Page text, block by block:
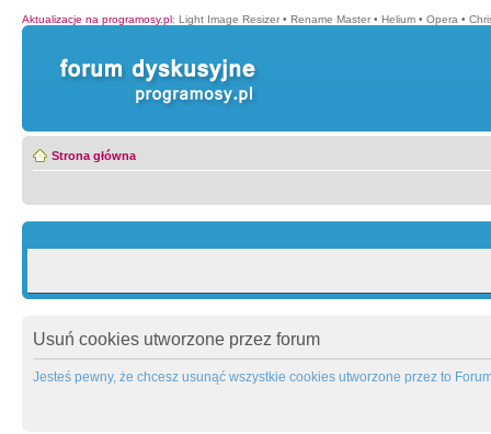
Aktualizacje na programosy.pl: Light Image Resizer • Rename Master • Helium • Opera •
Strona główna
Usuń cookies utworzone przez forum
Jesteś pewny, że chcesz usunąć wszystkie cookies utworzone przez to